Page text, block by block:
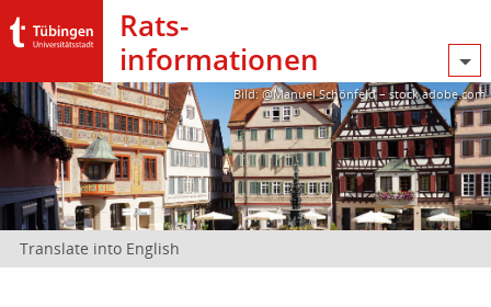
Rats­
informationen
Bild: @Manuel Schönfeld – stock.adobe.com
Translate into English